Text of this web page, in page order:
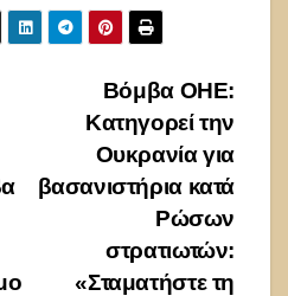
Βόμβα ΟΗΕ:
Κατηγορεί την
Ουκρανία για
βασανιστήρια κατά
Ρώσων
στρατιωτών:
«Σταματήστε τη